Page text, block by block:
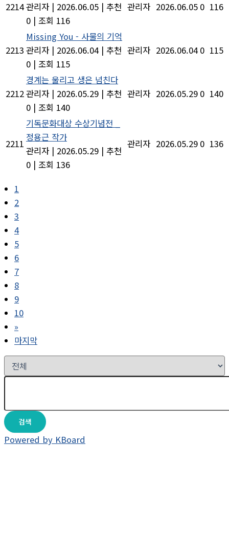
2214관리자 | 2026.06.05 | 추천
0 | 조회 116
관리자 2026.06.05 0 116
2213
Missing You - 사물의 기억
관리자 | 2026.06.04 | 추천
0 | 조회 115
관리자 2026.06.04 0 115
2212
경계는 울리고 생은 넘친다
관리자 | 2026.05.29 | 추천
0 | 조회 140
관리자 2026.05.29 0 140
2211
기독문화대상 수상기념전 _
정용근 작가
관리자 | 2026.05.29 | 추천
0 | 조회 136
관리자 2026.05.29 0 136
1
2
3
4
5
6
7
8
9
10
»
마지막
검색
Powered by KBoard